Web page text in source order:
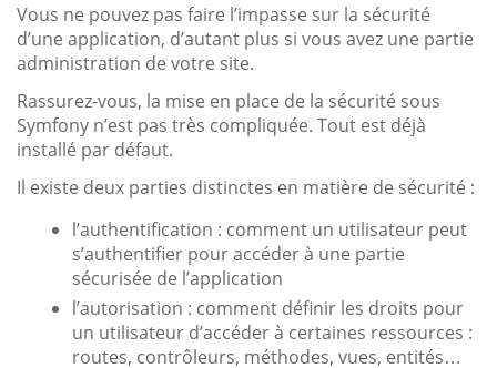
Vous ne pouvez pas faire l’impasse sur la sécurité
d’une application, d’autant plus si vous avez une partie
administration de votre site.
Rassurez-vous, la mise en place de la sécurité sous
Symfony n’est pas très compliquée. Tout est déjà
installé par défaut.
Il existe deux parties distinctes en matière de sécurité :
l’authentification : comment un utilisateur peut
s’authentifier pour accéder à une partie
sécurisée de l’application
l’autorisation : comment définir les droits pour
un utilisateur d’accéder à certaines ressources :
routes, contrôleurs, méthodes, vues, entités…